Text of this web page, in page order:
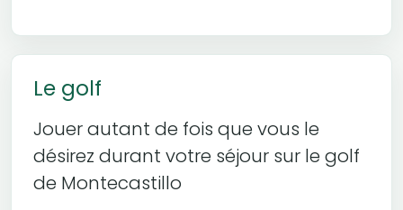
Le golf
Jouer autant de fois que vous le
désirez durant votre séjour sur le golf
de Montecastillo